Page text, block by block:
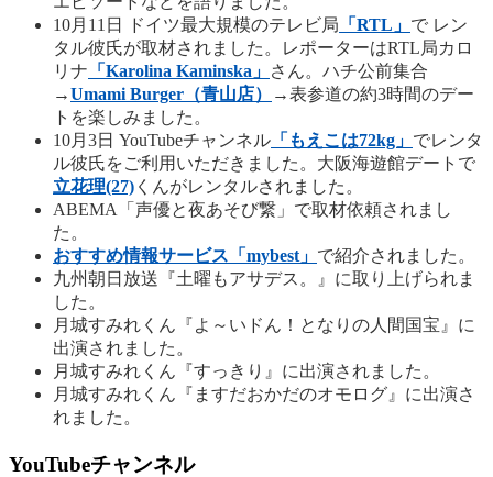
10月11日 ドイツ最大規模のテレビ局 「RTL」 で レン
タル彼氏が取材されました。レポーターはRTL局カロ
リナ 「Karolina Kaminska」 さん。ハチ公前集合
→Umami Burger（青山店）
→表参道の約3時間のデー
トを楽しみました。
10月3日 YouTubeチャンネル 「もえこは72kg」 でレンタ
ル彼氏をご利用いただきました。大阪海遊館デートで
立花理(27) くんがレンタルされました。
ABEMA「声優と夜あそび繋」で取材依頼されまし
た。
おすすめ情報サービス「mybest」 で紹介されました。
九州朝日放送『土曜もアサデス。』に取り上げられま
した。
月城すみれくん『よ～いドん！となりの人間国宝』に
出演されました。
月城すみれくん『すっきり』に出演されました。
月城すみれくん『ますだおかだのオモログ』に出演さ
れました。
YouTubeチャンネル